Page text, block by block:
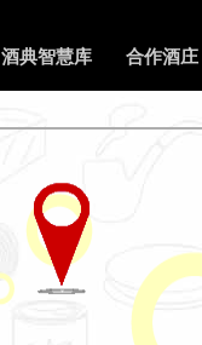
酒典智慧库 合作酒庄